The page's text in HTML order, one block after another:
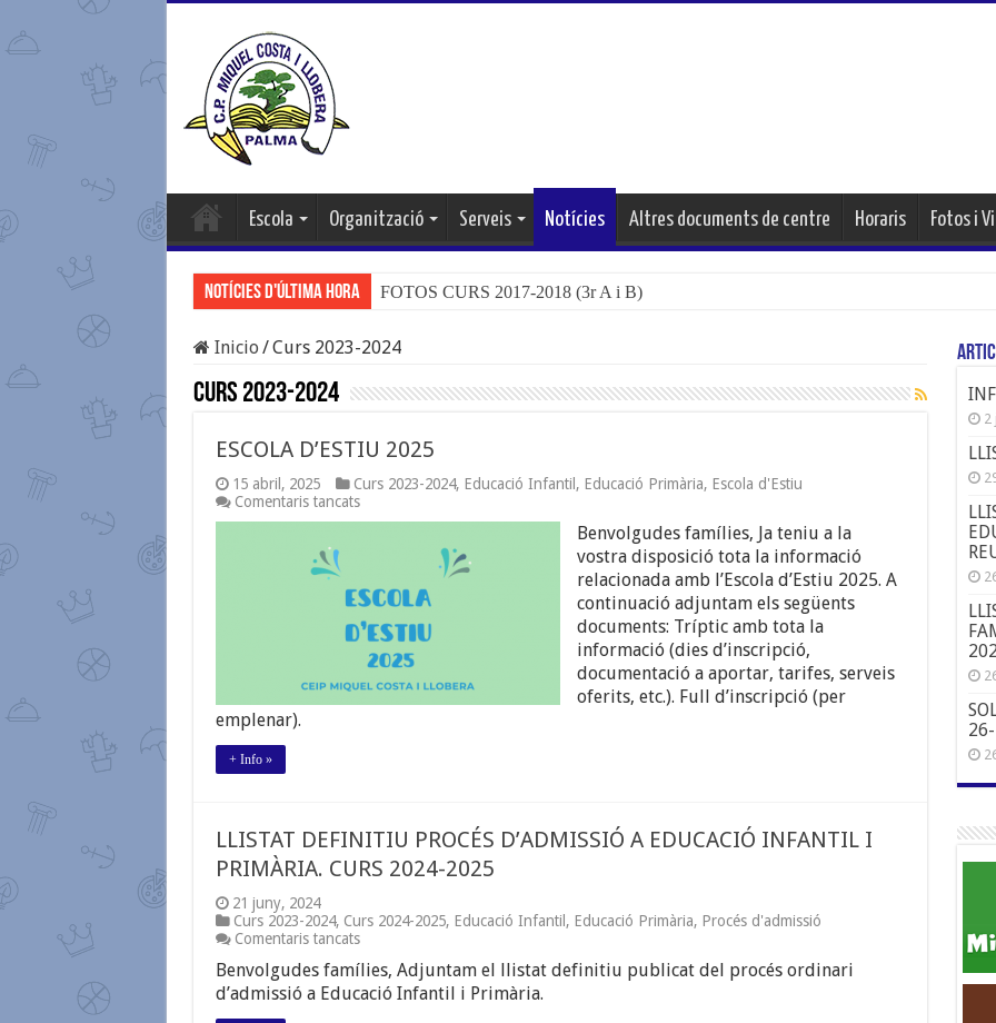
Escola Organització Serveis Notícies Altres documents de centre Horaris Fotos i
Notícies d'última hora FOTOS CURS 2017-2018 (3r A i B)
Inicio /Curs 2023-2024
Curs 2023-2024
ESCOLA D’ESTIU 2025
15 abril, 2025 Curs 2023-2024, Educació Infantil , Educació Primària, Escola d'Estiu
Comentaris tancatsa
ESCOLA
Benvolgudes famílies, Ja teniu a la
vostra disposició tota la informació
relacionada amb l’Escola d’Estiu 2025. A
continuació adjuntam els següents
documents: Tríptic amb tota la
informació (dies d’inscripció,
documentació a aportar, tarifes, serveis
oferits, etc.). Full d’inscripció (per
emplenar).
+ Info »
LLISTAT DEFINITIU PROCÉS D’ADMISSIÓ A EDUCACIÓ INFANTIL I
PRIMÀRIA. CURS 2024-2025
21 juny, 2024
Curs 2023-2024, Curs 2024-2025, Educació Infantil , Educació Primària, Procés d'admissió
Comentaris tancatsa
DEFINITIU
PROCÉS
Benvolgudes famílies, Adjuntam el llistat definitiu publicat del procés ordinari
d’admissió a Educació Infantil i Primària.
2